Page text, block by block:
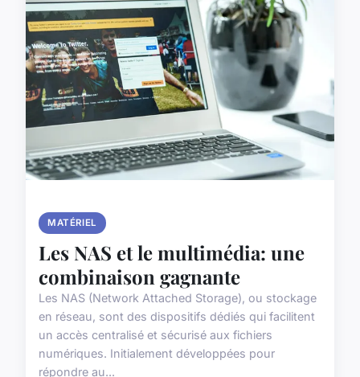
MATÉRIEL
Les NAS et le multimédia: une
combinaison gagnante
Les NAS (Network Attached Storage), ou stockage
en réseau, sont des dispositifs dédiés qui facilitent
un accès centralisé et sécurisé aux fichiers
numériques. Initialement développées pour
répondre au...